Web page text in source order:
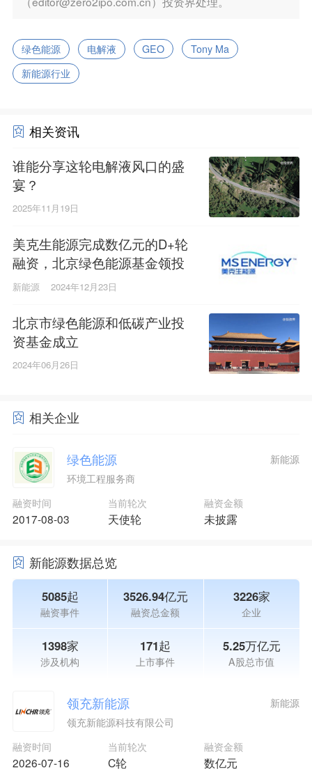
绿色能源 电解液 GEO
Tony Ma
新能源行业
相关资讯
谁能分享这轮电解液风口的盛
宴？
2025年11月19日
美克生能源完成数亿元的D+轮
融资，北京绿色能源基金领投
新能源 2024年12月23日
北京市绿色能源和低碳产业投
资基金成立
2024年06月26日
相关企业
绿色能源
环境工程服务商
新能源
融资时间
2017-08-03
当前轮次
天使轮
融资金额
未披露
新能源数据总览
5085起
融资事件
3526.94亿元
融资总金额
3226家
企业
1398家
涉及机构
171起
上市事件
5.25万亿元
A股总市值
领充新能源
领充新能源科技有限公司
融资时间
2026-07-16
当前轮次
C轮
融资金额
数亿元
新能源